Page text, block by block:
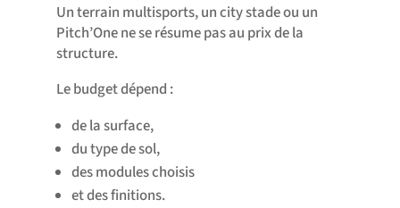
Un terrain multisports, un city stade ou un
Pitch’One ne se résume pas au prix de la
structure.
Le budget dépend :
de la surface,
du type de sol,
des modules choisis
et des finitions.